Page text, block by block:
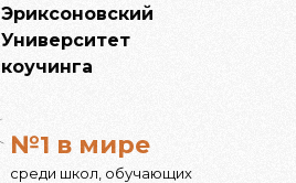
Эриксоновский
Университет
коучинга
№1 в мире
среди школ, обучающих